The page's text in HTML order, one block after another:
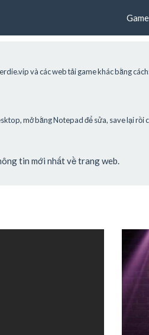
Game
và các web tải game khác bằng
mở bằng Notepad để sửa, save lại rồi
tin mới nhất về trang web.